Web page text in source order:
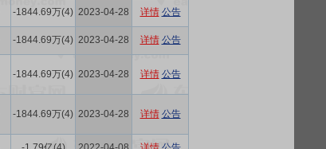
-1844.69万(4) 2023-04-28 详情 公告
-1844.69万(4) 2023-04-28 详情 公告
-1844.69万(4) 2023-04-28 详情 公告
-1844.69万(4) 2023-04-28 详情 公告